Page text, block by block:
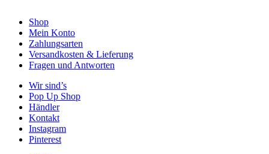
Shop
Mein Konto
Zahlungsarten
Versandkosten & Lieferung
Fragen und Antworten
Wir sind’s
Pop Up Shop
Händler
Kontakt
Instagram
Pinterest